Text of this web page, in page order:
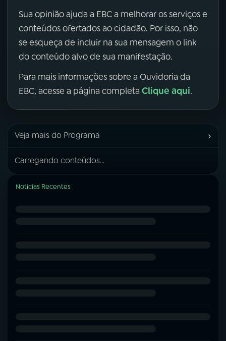
Sua opinião ajuda a EBC a melhorar os serviços e
conteúdos ofertados ao cidadão. Por isso, não
se esqueça de incluir na sua mensagem o link
do conteúdo alvo de sua manifestação.
Para mais informações sobre a Ouvidoria da
EBC, acesse a página completa Clique aqui.
Veja mais do Programa ›
Carregando conteúdos...
Notícias Recentes